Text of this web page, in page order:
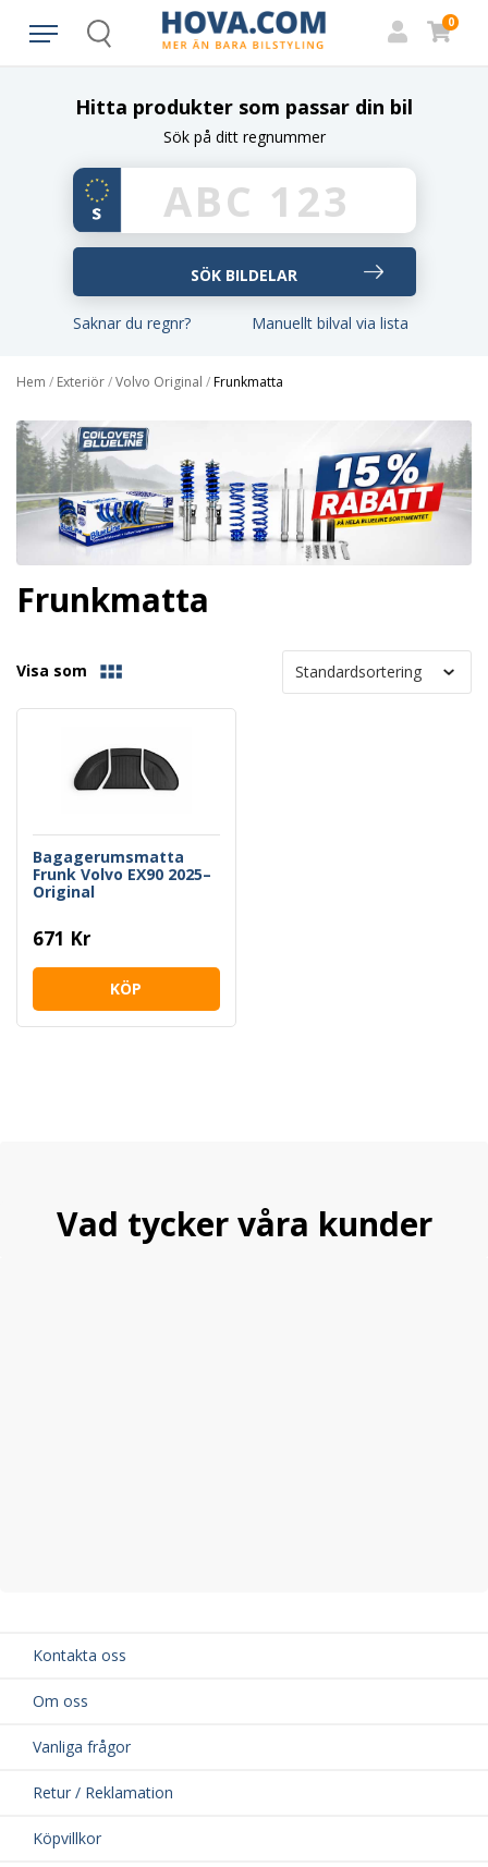
Search
0
Hitta produkter som passar din bil
Sök på ditt regnummer
Saknar du regnr? Manuellt bilval via lista
Hem / Exteriör/Volvo Original /Frunkmatta
Frunkmatta
Visa som
Bagagerumsmatta
Frunk Volvo EX90 2025–
Original
671 Kr
KÖP
Vad tycker våra kunder
Kontakta oss
Om oss
Vanliga frågor
Retur / Reklamation
Köpvillkor